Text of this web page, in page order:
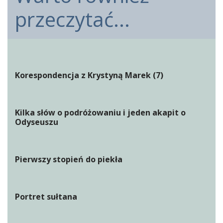
przeczytać...
Korespondencja z Krystyną Marek (7)
Kilka słów o podróżowaniu i jeden akapit o
Odyseuszu
Pierwszy stopień do piekła
Portret sułtana